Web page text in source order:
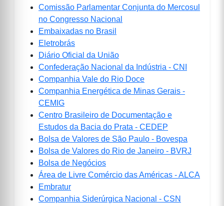
Comissão Parlamentar Conjunta do Mercosul
no Congresso Nacional
Embaixadas no Brasil
Eletrobrás
Diário Oficial da União
Confederação Nacional da Indústria - CNI
Companhia Vale do Rio Doce
Companhia Energética de Minas Gerais -
CEMIG
Centro Brasileiro de Documentação e
Estudos da Bacia do Prata - CEDEP
Bolsa de Valores de São Paulo - Bovespa
Bolsa de Valores do Rio de Janeiro - BVRJ
Bolsa de Negócios
Área de Livre Comércio das Américas - ALCA
Embratur
Companhia Siderúrgica Nacional - CSN